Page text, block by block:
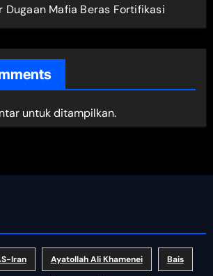
Dugaan Mafia Beras Fortifikasi
untuk ditampilkan.
Iran Ayatollah Ali Khamenei Bais